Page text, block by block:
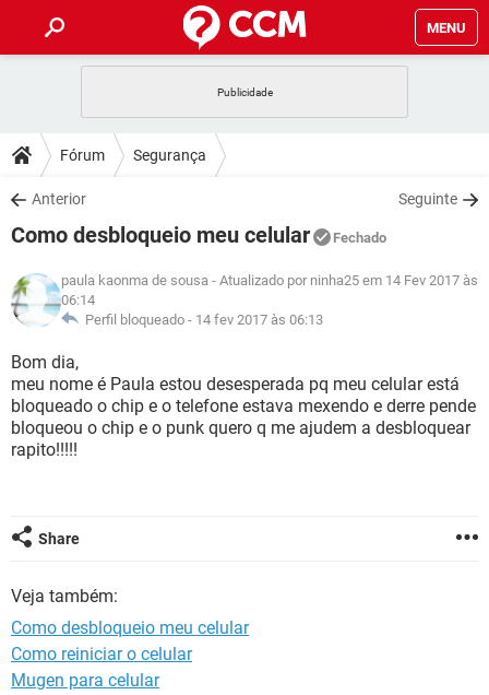
MENU
CELULAR
OUTLOOK
INSTAGRAM GMAIL
GUIA DE COMPRAS
DICAS
JOGOS
INSTAGRAM GMAIL
GUIA DE COMPRAS
DOWNLOADS
JOGOS WHATSAPP
CELULAR FACEBOOK
OUTLOOK EXCEL
GUIA DE COMPRAS
JOGOS WHATSAPP
CELULAR FACEBOOK
OUTLOOK
INSTAGRAM GMAIL
GUIA DE COMPRAS
GLOSSÁRIO
CELULAR FACEBOOK
OUTLOOK EXCEL
INSTAGRAM
Fórum Segurança
Anterior Seguinte
Como desbloqueio meu celular Fechado
paula kaonma de sousa - Atualizado por ninha25 em 14 Fev 2017 às
06:14
Perfil bloqueado - 14 fev 2017 às 06:13
Bom dia,
meu nome é Paula estou desesperada pq meu celular está
bloqueado o chip e o telefone estava mexendo e derre pende
bloqueou o chip e o punk quero q me ajudem a desbloquear
rapito!!!!!
Share
Veja também:
Como desbloqueio meu celular
Como reiniciar o celular
Mugen para celular